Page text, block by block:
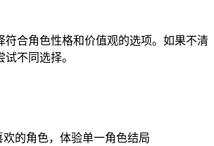
符合角色性格和价值观的选项。如果不清
不同选择。
的角色，体验单一角色结局